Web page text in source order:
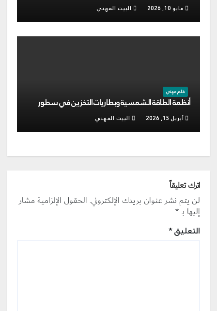
مايو 10, 2026 البيت المهني
قلم مهني
أنظمة الطاقة الشمسية وبطاريات التخزين في سطور
أبريل 15, 2026 البيت المهني
اترك تعليقاً
لن يتم نشر عنوان بريدك الإلكتروني. الحقول الإلزامية مشار
إليها بـ *
التعليق*